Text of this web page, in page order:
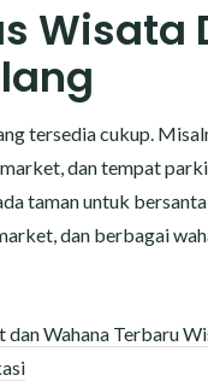
Wisata
tersedia cukup.
dan tempat
taman untuk
dan berbagai
Wahana Terbaru